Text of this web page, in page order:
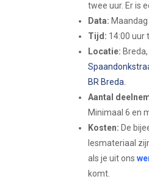
twee uur. Er is
Data:
Tijd: 14:00 uur
Locatie: Breda,
BR Breda
Aantal
Minimaal 6 en
Kosten: De
lesmateriaal
als je uit ons
komt.